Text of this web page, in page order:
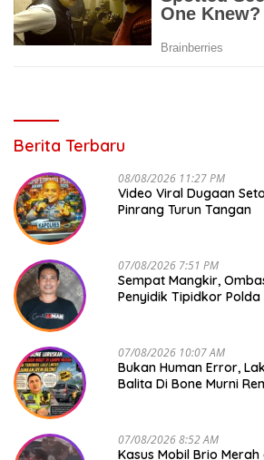
Berita Terbaru
08/08/2026 11:27 PM
Video Viral Dugaan
Pinrang Turun Tangan
07/08/2026 7:51 PM
Sempat Mangkir,
Penyidik Tipidkor Polda
07/08/2026 10:07 AM
Bukan Human Error,
Balita Di Bone Murni
07/08/2026 8:52 AM
Kasus Mobil Brio